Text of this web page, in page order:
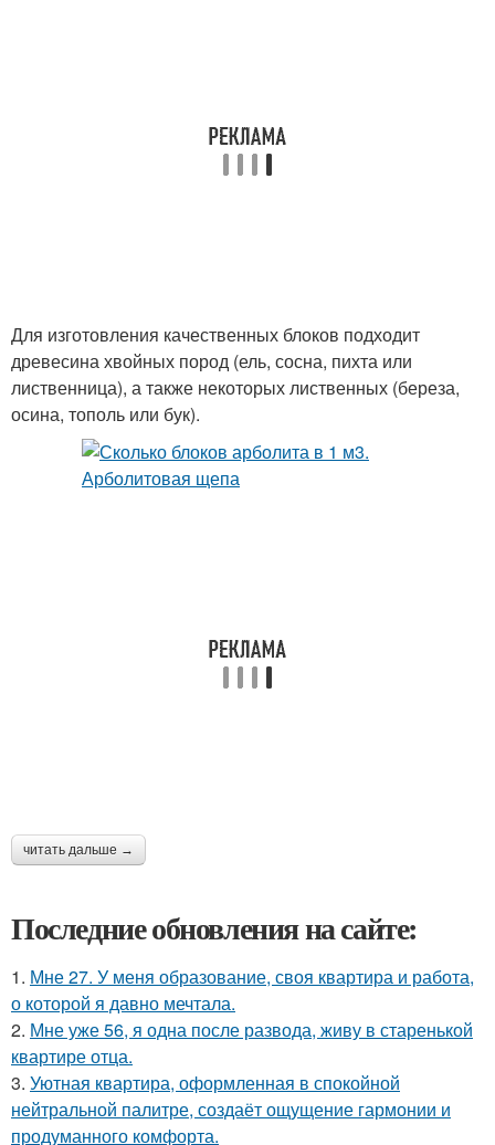
Для изготовления качественных блоков подходит
древесина хвойных пород (ель, сосна, пихта или
лиственница), а также некоторых лиственных (береза,
осина, тополь или бук).
читать дальше →
Последние обновления на сайте:
1. Мне 27. У меня образование, своя квартира и работа,
о которой я давно мечтала.
2. Мне уже 56, я одна после развода, живу в старенькой
квартире отца.
3. Уютная квартира, оформленная в спокойной
нейтральной палитре, создаёт ощущение гармонии и
продуманного комфорта.